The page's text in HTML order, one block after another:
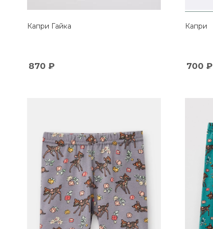
Капри Гайка
870 ₽
Капри
700 ₽